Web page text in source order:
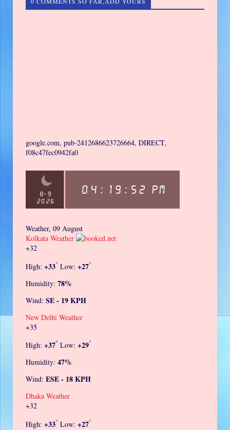
google.com, pub-2412686623726664, DIRECT,
f08c47fec0942fa0
Weather, 09 August
Kolkata Weather
+32
High: +33° Low: +27°
Humidity: 78%
Wind: SE - 19 KPH
New Delhi Weather
+35
High: +37° Low: +29°
Humidity: 47%
Wind: ESE - 18 KPH
Dhaka Weather
+32
High: +33° Low: +27°